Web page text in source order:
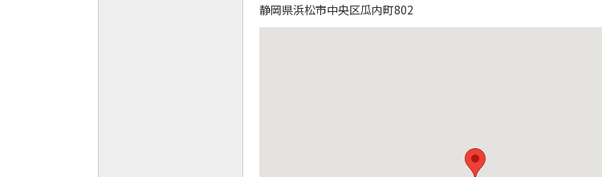
静岡県浜松市中央区瓜内町802